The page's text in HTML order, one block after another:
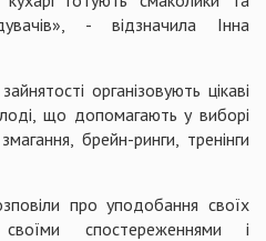
- відзначила Інна
організовують цікаві
що допомагають у виборі
брейн-ринги, тренінги
про уподобання своїх
своїми спостереженнями і